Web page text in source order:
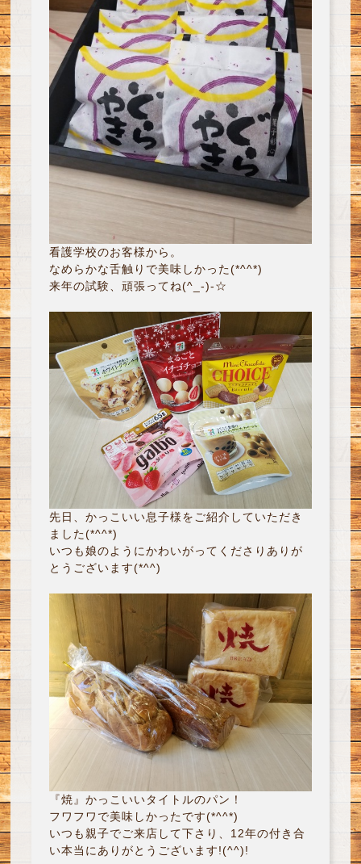
看護学校のお客様から。
なめらかな舌触りで美味しかった(*^^*)
来年の試験、頑張ってね(^_-)-☆
先日、かっこいい息子様をご紹介していただき
ました(*^^*)
いつも娘のようにかわいがってくださりありが
とうございます(*^^)
『焼』かっこいいタイトルのパン！
フワフワで美味しかったです(*^^*)
いつも親子でご来店して下さり、12年の付き合
い本当にありがとうございます!(^^)!